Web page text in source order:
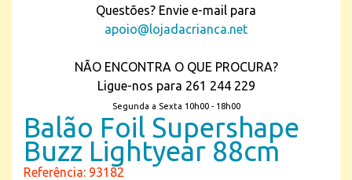
Questões? Envie e-mail para
apoio@lojadacrianca.net
NÃO ENCONTRA O QUE PROCURA?
Ligue-nos para 261 244 229
Segunda a Sexta 10h00 - 18h00
Balão Foil Supershape
Buzz Lightyear 88cm
Referência: 93182